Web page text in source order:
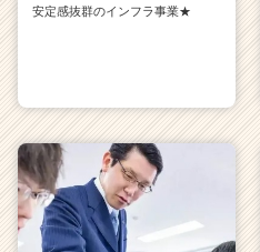
安定感抜群のインフラ事業★